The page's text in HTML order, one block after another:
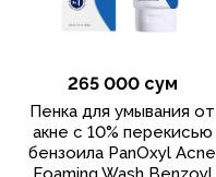
265 000 сум
Пенка для умывания от
акне с 10% перекисью
бензоила PanOxyl Acne